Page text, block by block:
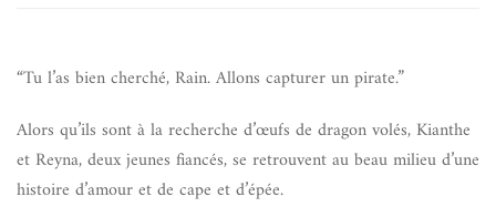
“Tu l’as bien cherché, Rain. Allons capturer un pirate.”
Alors qu’ils sont à la recherche d’œufs de dragon volés, Kianthe
et Reyna, deux jeunes fiancés, se retrouvent au beau milieu d’une
histoire d’amour et de cape et d’épée.